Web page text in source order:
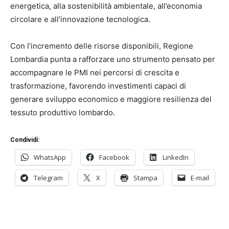
energetica, alla sostenibilità ambientale, all’economia
circolare e all’innovazione tecnologica.
Con l’incremento delle risorse disponibili, Regione
Lombardia punta a rafforzare uno strumento pensato per
accompagnare le PMI nei percorsi di crescita e
trasformazione, favorendo investimenti capaci di
generare sviluppo economico e maggiore resilienza del
tessuto produttivo lombardo.
Condividi:
WhatsApp Facebook LinkedIn
Telegram X Stampa E-mail